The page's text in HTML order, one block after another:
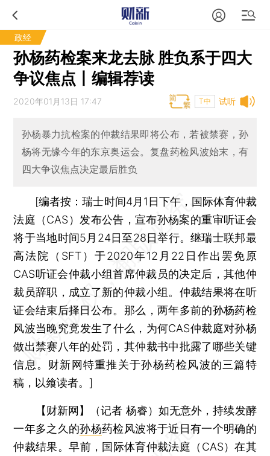
政经
孙杨药检案来龙去脉 胜负系于四大
争议焦点丨编辑荐读
试听
2020年01月13日 17:47 T中
孙杨暴力抗检案的仲裁结果即将公布，若被禁赛，孙
杨将无缘今年的东京奥运会。复盘药检风波始末，有
四大争议焦点决定最后胜负
[编者按：瑞士时间4月1日下午，国际体育仲裁
法庭（CAS）发布公告，宣布孙杨案的重审听证会
将于当地时间5月24日至28日举行。继瑞士联邦最
高法院（SFT）于2020年12月22日作出罢免原
CAS听证会仲裁小组首席仲裁员的决定后，其他仲
裁员辞职，成立了新的仲裁小组。仲裁结果将在听
证会结束后择日公布。那么，两年多前的孙杨药检
风波当晚究竟发生了什么，为何CAS仲裁庭对孙杨
做出禁赛八年的处罚，其仲裁书中批露了哪些关键
信息。财新网特重推关于孙杨药检风波的三篇特
稿，以飨读者。]
【财新网】（记者 杨睿） 如无意外，持续发酵
一年多之久的孙杨药检风波将于近日有一个明确的
仲裁结果。早前，国际体育仲裁法庭（CAS）在其